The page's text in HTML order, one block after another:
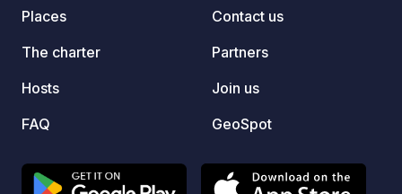
Places
The charter
Hosts
FAQ
Contact us
Partners
Join us
GeoSpot